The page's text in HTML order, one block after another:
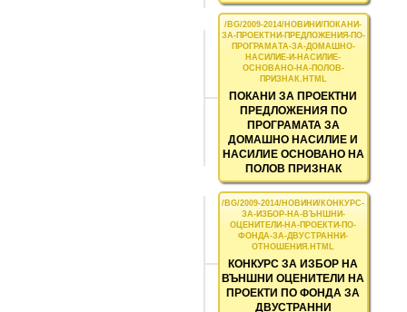
ПОКАНИ ЗА ПРОЕКТНИ
ПРЕДЛОЖЕНИЯ ПО
ПРОГРАМАТА ЗА
ДОМАШНО НАСИЛИЕ И
НАСИЛИЕ ОСНОВАНО НА
ПОЛОВ ПРИЗНАК
КОНКУРС ЗА ИЗБОР НА
ВЪНШНИ ОЦЕНИТЕЛИ НА
ПРОЕКТИ ПО ФОНДА ЗА
ДВУСТРАННИ